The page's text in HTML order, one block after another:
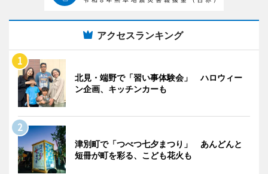
アクセスランキング
北見・端野で「習い事体験会」 ハロウィー
ン企画、キッチンカーも
津別町で「つべつ七夕まつり」 あんどんと
短冊が町を彩る、こども花火も